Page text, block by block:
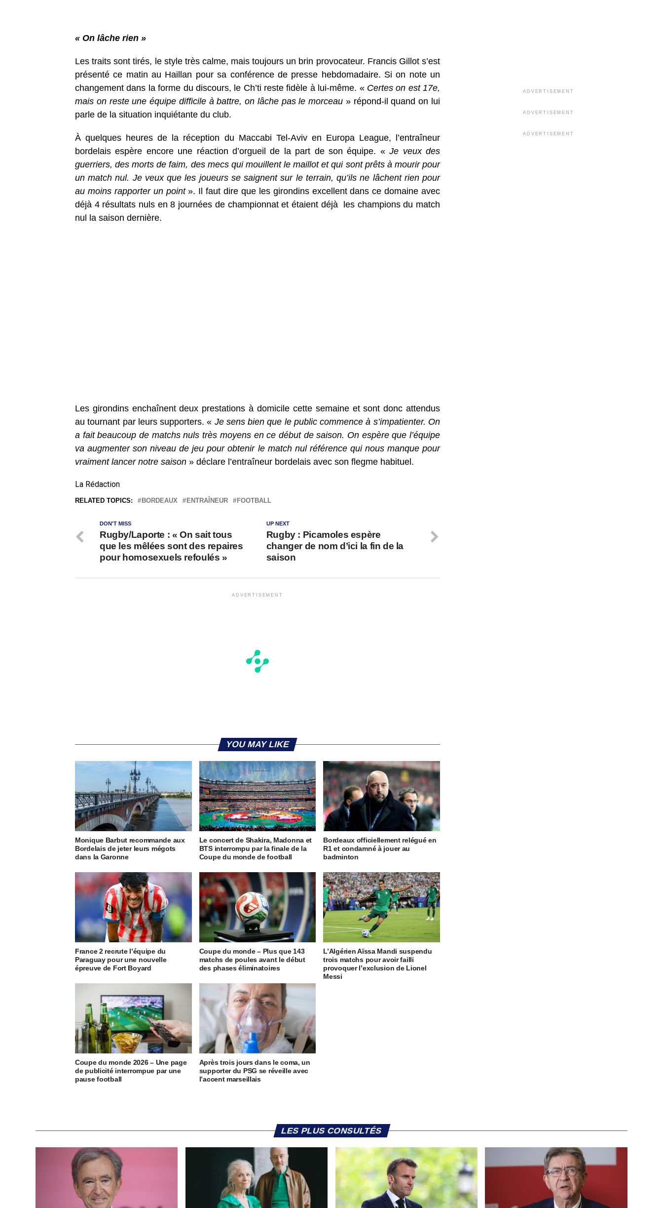
« On lâche rien »
Les traits sont tirés, le style très calme, mais toujours un brin provocateur. Francis Gillot s’est
présenté ce matin au Haillan pour sa conférence de presse hebdomadaire. Si on note un
changement dans la forme du discours, le Ch’ti reste fidèle à lui-même. « Certes on est 17e,
mais on reste une équipe difficile à battre, on lâche pas le morceau » répond-il quand on lui
parle de la situation inquiétante du club.
À quelques heures de la réception du Maccabi Tel-Aviv en Europa League, l’entraîneur
bordelais espère encore une réaction d’orgueil de la part de son équipe. «Je veux des
guerriers, des morts de faim, des mecs qui mouillent le maillot et qui sont prêts à mourir pour
un match nul. Je veux que les joueurs se saignent sur le terrain, qu’ils ne lâchent rien pour
au moins rapporter un point». Il faut dire que les girondins excellent dans ce domaine avec
déjà 4 résultats nuls en 8 journées de championnat et étaient déjà les champions du match
nul la saison dernière.
Les girondins enchaînent deux prestations à domicile cette semaine et sont donc attendus
au tournant par leurs supporters. « Je sens bien que le public commence à s’impatienter. On
a fait beaucoup de matchs nuls très moyens en ce début de saison. On espère que l’équipe
va augmenter son niveau de jeu pour obtenir le match nul référence qui nous manque pour
vraiment lancer notre saison » déclare l’entraîneur bordelais avec son flegme habituel.
La Rédaction
RELATED TOPICS: BORDEAUX ENTRAÎNEUR FOOTBALL
UP NEXT
Rugby : Picamoles espère
changer de nom d’ici la fin de la
saison
DON'T MISS
Rugby/Laporte : « On sait tous
que les mêlées sont des repaires
pour homosexuels refoulés »
ADVERTISEMENT
YOU MAY LIKE
Monique Barbut recommande aux
Bordelais de jeter leurs mégots
dans la Garonne
Le concert de Shakira, Madonna et
BTS interrompu par la finale de la
Coupe du monde de football
Bordeaux officiellement relégué en
R1 et condamné à jouer au
badminton
France 2 recrute l’équipe du
Paraguay pour une nouvelle
épreuve de Fort Boyard
Coupe du monde – Plus que 143
matchs de poules avant le début
des phases éliminatoires
L’Algérien Aïssa Mandi suspendu
trois matchs pour avoir failli
provoquer l’exclusion de Lionel
Messi
Coupe du monde 2026 – Une page
de publicité interrompue par une
pause football
Après trois jours dans le coma, un
supporter du PSG se réveille avec
l’accent marseillais
ADVERTISEMENT
ADVERTISEMENT
ADVERTISEMENT
LES PLUS CONSULTÉS